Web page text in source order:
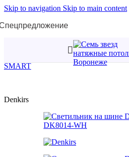
Skip to navigation Skip to main content
Трековая система SMART/
SMART
Denkirs